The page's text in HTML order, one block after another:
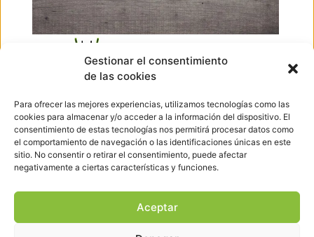
Gestionar el consentimiento
de las cookies
Para ofrecer las mejores experiencias, utilizamos tecnologías como las
cookies para almacenar y/o acceder a la información del dispositivo. El
consentimiento de estas tecnologías nos permitirá procesar datos como
el comportamiento de navegación o las identificaciones únicas en este
sitio. No consentir o retirar el consentimiento, puede afectar
negativamente a ciertas características y funciones.
Aceptar
Ir arriba
Hormigueando © Copyright 2023. Diseño web realizado por
656 582 507
info@hormigueando.com
Tres Cantos (Madrid)
Envíos y Devoluciones
Política de privacidad